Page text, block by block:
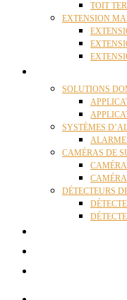
TOIT
EXTENSION
SOLUTIONS
SYSTÈMES
CAMÉRAS DE
DÉTECTEURS